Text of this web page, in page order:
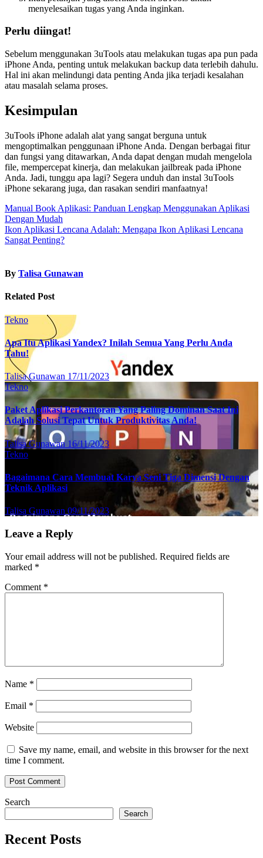
menyelesaikan tugas yang Anda inginkan.
Perlu diingat!
Sebelum menggunakan 3uTools atau melakukan tugas apa pun pada
iPhone Anda, penting untuk melakukan backup data terlebih dahulu.
Hal ini akan melindungi data penting Anda jika terjadi kesalahan
atau masalah selama proses.
Kesimpulan
3uTools iPhone adalah alat yang sangat berguna untuk
mengoptimalkan penggunaan iPhone Anda. Dengan berbagai fitur
dan fungsi yang ditawarkan, Anda dapat dengan mudah mengelola
file, mempercepat kinerja, dan melakukan jailbreak pada iPhone
Anda. Jadi, tunggu apa lagi? Segera unduh dan instal 3uTools
iPhone sekarang juga, dan rasakan sendiri manfaatnya!
Post
navigation
Manual Book Aplikasi: Panduan Lengkap Menggunakan Aplikasi
Dengan Mudah
Ikon Aplikasi Lencana Adalah: Mengapa Ikon Aplikasi Lencana
Sangat Penting?
By Talisa Gunawan
Related Post
Tekno
Apa Itu Aplikasi Yandex? Inilah Semua Yang Perlu Anda
Tahu!
Talisa Gunawan 17/11/2023
Tekno
Paket Aplikasi Perkantoran Yang Paling Dominan Saat Ini
Adalah Solusi Tepat Untuk Produktivitas Anda!
Talisa Gunawan 16/11/2023
Tekno
Bagaimana Cara Membuat Karya Seni Tiga Dimensi Dengan
Teknik Aplikasi
Talisa Gunawan 09/11/2023
Leave a Reply
Your email address will not be published. Required fields are
marked *
Comment *
Name *
Email *
Website
Save my name, email, and website in this browser for the next
time I comment.
Search
Search
Recent Posts